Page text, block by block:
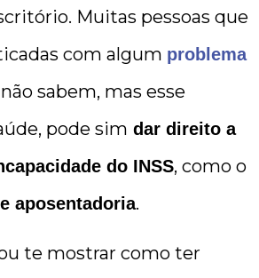
Muitas pessoas que
com algum problema
não sabem, mas esse
pode sim dar direito a
do INSS, como o
aposentadoria.
te mostrar como ter